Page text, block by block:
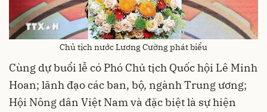
Chủ tịch nước Lương Cường phát biểu
Cùng dự buổi lễ có Phó Chủ tịch Quốc hội Lê Minh
Hoan; lãnh đạo các ban, bộ, ngành Trung ương;
Hội Nông dân Việt Nam và đặc biệt là sự hiện